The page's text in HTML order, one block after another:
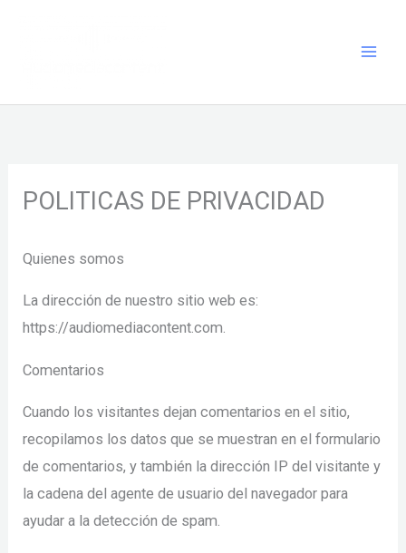
POLITICAS DE PRIVACIDAD
Quienes somos
La dirección de nuestro sitio web es:
https://audiomediacontent.com.
Comentarios
Cuando los visitantes dejan comentarios en el sitio,
recopilamos los datos que se muestran en el formulario
de comentarios, y también la dirección IP del visitante y
la cadena del agente de usuario del navegador para
ayudar a la detección de spam.